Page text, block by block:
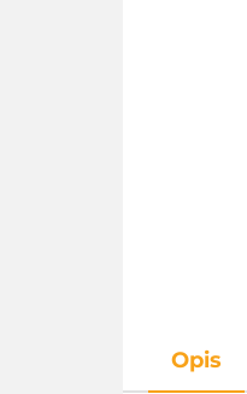
Opis